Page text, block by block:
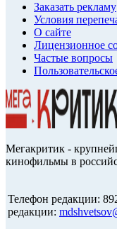
Заказать рекламу
Условия
О сайте
Лицензионное
Частые вопросы
Мегакритик -
кинофильмы в
Телефон редакции:
редакции: